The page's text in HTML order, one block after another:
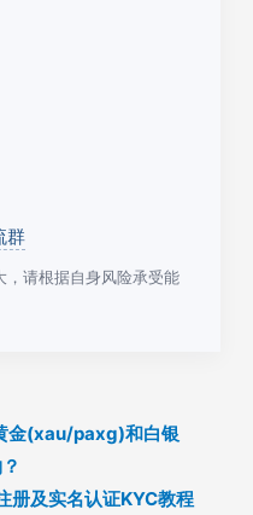
群
，请根据自身风险承受能
金(xau/paxg)和白银
册及实名认证KYC教程